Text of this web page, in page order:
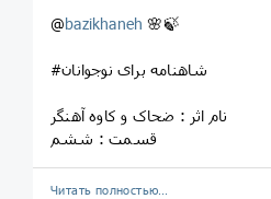
@bazikhaneh 🌸🍃
#شاهنامه برای نوجوانان
نام اثر : ضحاک و کاوه آهنگر
قسمت : ششم
Читать полностью…